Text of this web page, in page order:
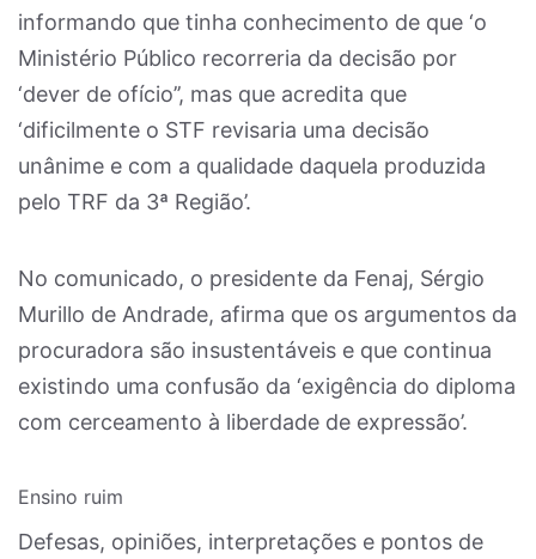
informando que tinha conhecimento de que ‘o
Ministério Público recorreria da decisão por
‘dever de ofício’’, mas que acredita que
‘dificilmente o STF revisaria uma decisão
unânime e com a qualidade daquela produzida
pelo TRF da 3ª Região’.
No comunicado, o presidente da Fenaj, Sérgio
Murillo de Andrade, afirma que os argumentos da
procuradora são insustentáveis e que continua
existindo uma confusão da ‘exigência do diploma
com cerceamento à liberdade de expressão’.
Ensino ruim
Defesas, opiniões, interpretações e pontos de